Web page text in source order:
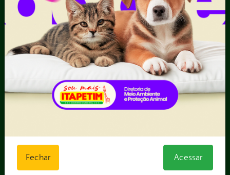
Informações Importantes
Relatórios Anuais
Forma Indireta
II - Anexo II - Ficha de
Registro de Fornecedor -
Forma direta
III - Anexo III - Planilha
Orçamentária das Rotas
IV - Rotas georreferenciadas
em execução
notas fiscais e comprovantes
VI - Relação de veículos
Fechar Acessar